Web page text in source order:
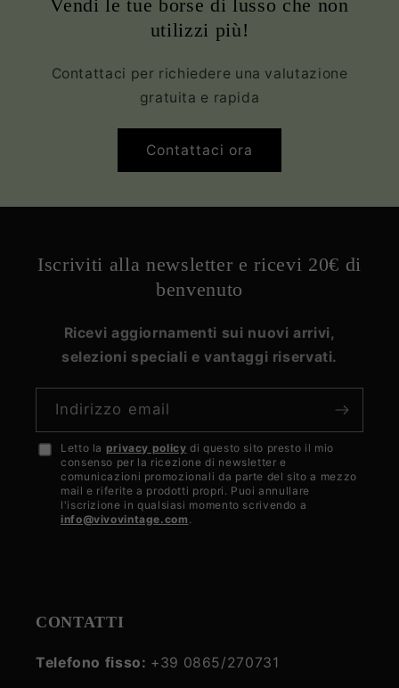
Vendi le tue borse di lusso che non
utilizzi più!
Contattaci per richiedere una valutazione
gratuita e rapida
Contattaci ora
Iscriviti alla newsletter e ricevi 20€ di
benvenuto
Ricevi aggiornamenti sui nuovi arrivi,
selezioni speciali e vantaggi riservati.
Indirizzo email
Accetto
privacy
policy
Letto la privacy policy di questo sito presto il mio
consenso per la ricezione di newsletter e
comunicazioni promozionali da parte del sito a mezzo
mail e riferite a prodotti propri. Puoi annullare
l'iscrizione in qualsiasi momento scrivendo a
info@vivovintage.com .
CONTATTI
Telefono fisso: +39 0865/270731